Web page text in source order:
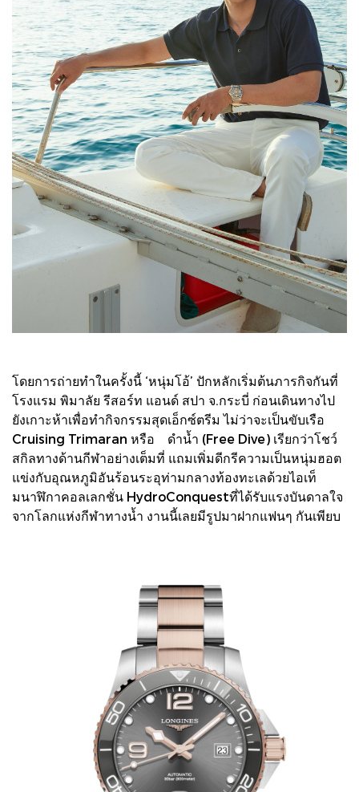
โดยการถ่ายทำในครั้งนี้ ‘หนุ่มโอ้’ ปักหลักเริ่มต้นภารกิจกันที่
โรงแรม พิมาลัย รีสอร์ท แอนด์ สปา จ.กระบี่ ก่อนเดินทางไป
ยังเกาะห้าเพื่อทำกิจกรรมสุดเอ็กซ์ตรีม ไม่ว่าจะเป็นขับเรือ
Cruising Trimaran หรือ ดำน้ำ (Free Dive) เรียกว่าโชว์
สกิลทางด้านกีฬาอย่างเต็มที่ แถมเพิ่มดีกรีความเป็นหนุ่มฮอต
แข่งกับอุณหภูมิอันร้อนระอุท่ามกลางท้องทะเลด้วยไอเท็
มนาฬิกาคอลเลกชั่น HydroConquestที่ได้รับแรงบันดาลใจ
จากโลกแห่งกีฬาทางน้ำ งานนี้เลยมีรูปมาฝากแฟนๆ กันเพียบ